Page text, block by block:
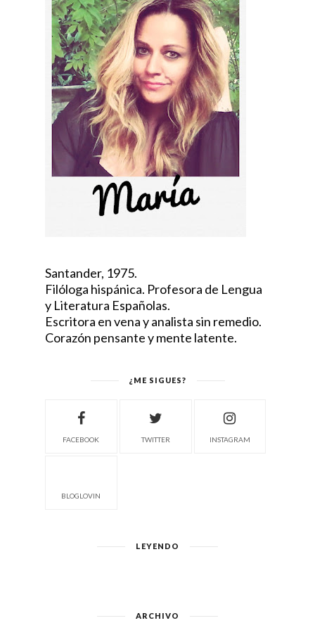
Santander, 1975.
Filóloga hispánica. Profesora de Lengua
y Literatura Españolas.
Escritora en vena y analista sin remedio.
Corazón pensante y mente latente.
¿ME SIGUES?
FACEBOOK TWITTER INSTAGRAM
BLOGLOVIN
LEYENDO
ARCHIVO